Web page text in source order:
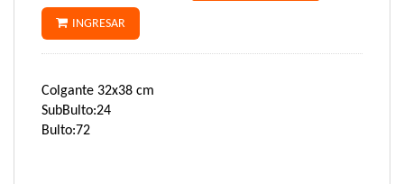
INGRESAR
Colgante 32x38 cm
SubBulto:24
Bulto:72